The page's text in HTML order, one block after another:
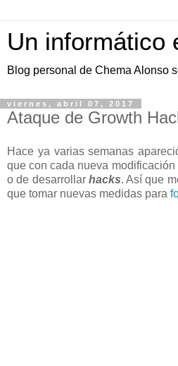
Un informático
Blog personal de Chema Alonso
viernes, abril 07, 2017
Ataque de Growth
Hace ya varias semanas
que con cada nueva
o de desarrollar hacks. Así que
que tomar nuevas medidas para